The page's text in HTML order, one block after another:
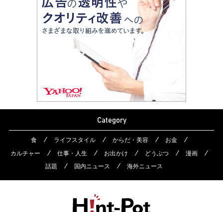
Category
食 ライフスタイル からだ・美容
お金
カルチャー
仕事・人生 お出かけ どうぶつ
漫画
話題
国内ニュース 海外ニュース